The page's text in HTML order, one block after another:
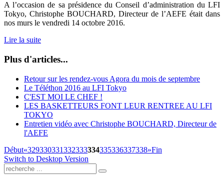
A l’occasion de sa présidence du Conseil d’administration du LFI
Tokyo, Christophe BOUCHARD, Directeur de l’AEFE était dans
nos murs le vendredi 14 octobre 2016.
Lire la suite
Plus d'articles...
Retour sur les rendez-vous Agora du mois de septembre
Le Téléthon 2016 au LFI Tokyo
C'EST MOI LE CHEF !
LES BASKETTEURS FONT LEUR RENTREE AU LFI
TOKYO
Entretien vidéo avec Christophe BOUCHARD, Directeur de
l'AEFE
Début«329330331332333334335336337338»Fin
Switch to Desktop Version